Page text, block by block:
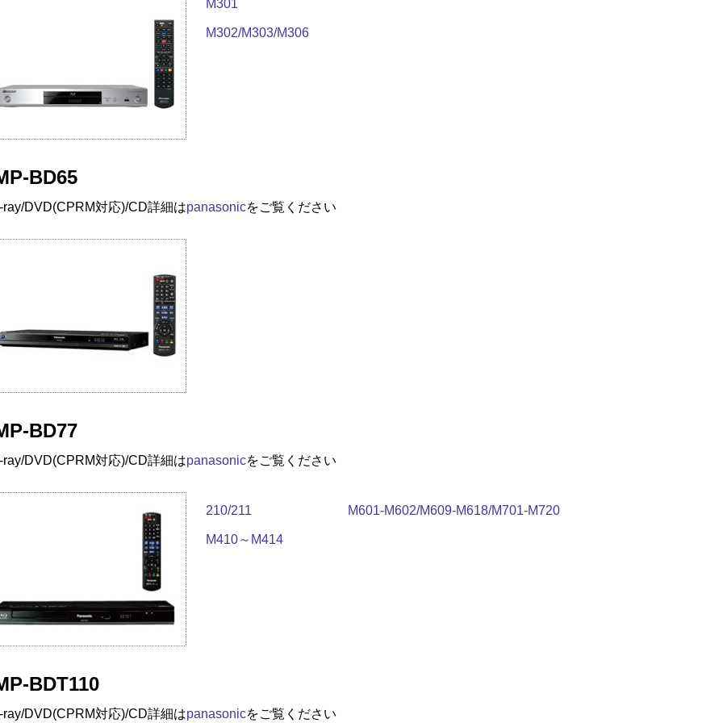
M301
M302/M303/M306
BD65
ray/DVD(CPRM対応)/CD詳細はpanasonicをご覧ください
BD77
ray/DVD(CPRM対応)/CD詳細はpanasonicをご覧ください
210/211
M410～M414
M601-M602/M609-M618/M701-M720
BDT110
ray/DVD(CPRM対応)/CD詳細はpanasonicをご覧ください